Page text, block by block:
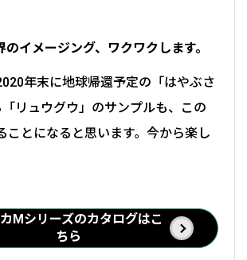
のイメージング、ワクワクします。
年末に地球帰還予定の「はやぶさ
リュウグウ」のサンプルも、この
ことになると思います。今から楽し
Mシリーズのカタログはこ
ちら